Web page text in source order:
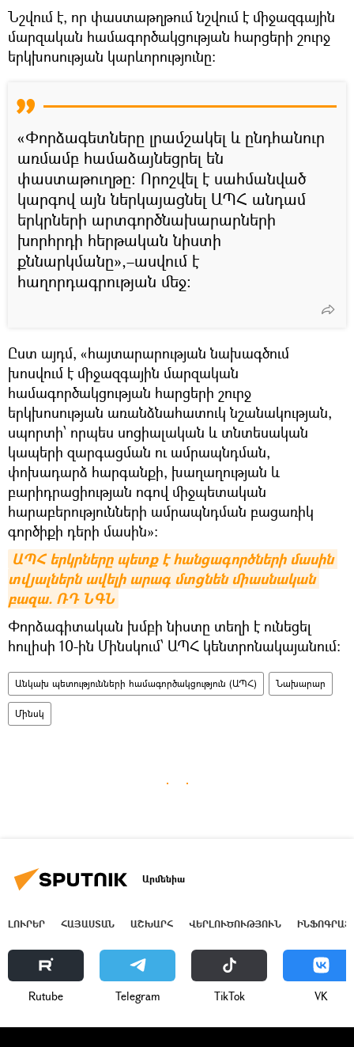
Նշվում է, որ փաստաթղթում նշվում է միջազգային
մարզական համագործակցության հարցերի շուրջ
երկխոսության կարևորությունը:
«Փորձագետները լրամշակել և ընդհանուր
առմամբ համաձայնեցրել են
փաստաթուղթը։ Որոշվել է սահմանված
կարգով այն ներկայացնել ԱՊՀ անդամ
երկրների արտգործնախարարների
խորհրդի հերթական նիստի
քննարկմանը»,–ասվում է
հաղորդագրության մեջ:
Ըստ այդմ, «հայտարարության նախագծում
խոսվում է միջազգային մարզական
համագործակցության հարցերի շուրջ
երկխոսության առանձնահատուկ նշանակության,
սպորտի՝ որպես սոցիալական և տնտեսական
կապերի զարգացման ու ամրապնդման,
փոխադարձ հարգանքի, խաղաղության և
բարիդրացիության ոգով միջպետական
հարաբերությունների ամրապնդման բացառիկ
գործիքի դերի մասին»:
ԱՊՀ երկրները պետք է հանցագործների մասին
տվյալներն ավելի արագ մտցնեն միասնական
բազա. ՌԴ ՆԳՆ
Փորձագիտական խմբի նիստը տեղի է ունեցել
հուլիսի 10-ին Մինսկում՝ ԱՊՀ կենտրոնակայանում:
Անկախ պետությունների համագործակցություն (ԱՊՀ) Նախարար
Մինսկ
Արմենիա
ԼՈՒՐԵՐ ՀԱՅԱՍՏԱՆ ԱՇԽԱՐՀ ՎԵՐԼՈՒԾՈՒԹՅՈՒՆ
Rutube Telegram ТikТоk VK